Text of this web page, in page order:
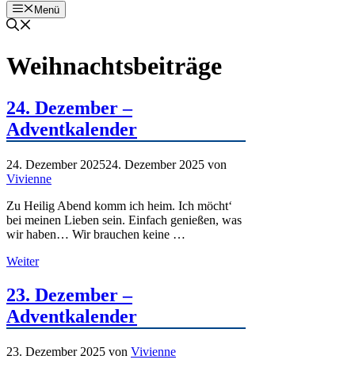
Menü
Weihnachtsbeiträge
24. Dezember –
Adventkalender
24. Dezember 202524. Dezember 2025 von
Vivienne
Zu Heilig Abend komm ich heim. Ich möcht‘
bei meinen Lieben sein. Einfach genießen, was
wir haben… Wir brauchen keine …
Weiter
23. Dezember –
Adventkalender
23. Dezember 2025 von Vivienne